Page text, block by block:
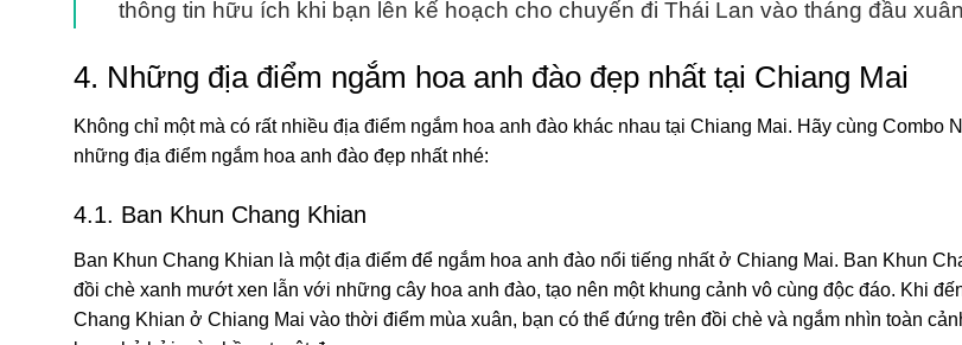
thông tin hữu ích khi bạn lên kế hoạch cho chuyến đi Thái Lan vào tháng đầu
4. Những địa điểm ngắm hoa anh đào đẹp nhất tại Chiang Mai
Không chỉ một mà có rất nhiều địa điểm ngắm hoa anh đào khác nhau tại Chiang Mai. Hãy cùng Combo
những địa điểm ngắm hoa anh đào đẹp nhất nhé:
4.1. Ban Khun Chang Khian
Ban Khun Chang Khian là một địa điểm để ngắm hoa anh đào nổi tiếng nhất ở Chiang Mai. Ban Khun
đồi chè xanh mướt xen lẫn với những cây hoa anh đào, tạo nên một khung cảnh vô cùng độc đáo. Khi
Chang Khian ở Chiang Mai vào thời điểm mùa xuân, bạn có thể đứng trên đồi chè và ngắm nhìn toàn